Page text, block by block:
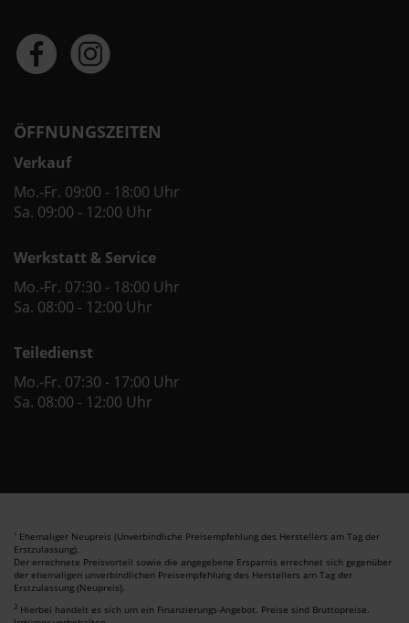
ÖFFNUNGSZEITEN
Verkauf
Mo.-Fr. 09:00 - 18:00 Uhr
Sa. 09:00 - 12:00 Uhr
Werkstatt & Service
Mo.-Fr. 07:30 - 18:00 Uhr
Sa. 08:00 - 12:00 Uhr
Teiledienst
Mo.-Fr. 07:30 - 17:00 Uhr
Sa. 08:00 - 12:00 Uhr
1 Ehemaliger Neupreis (Unverbindliche Preisempfehlung des Herstellers am Tag der
Erstzulassung).
Der errechnete Preisvorteil sowie die angegebene Ersparnis errechnet sich gegenüber
der ehemaligen unverbindlichen Preisempfehlung des Herstellers am Tag der
Erstzulassung (Neupreis).
2 Hierbei handelt es sich um ein Finanzierungs-Angebot. Preise sind Bruttopreise.